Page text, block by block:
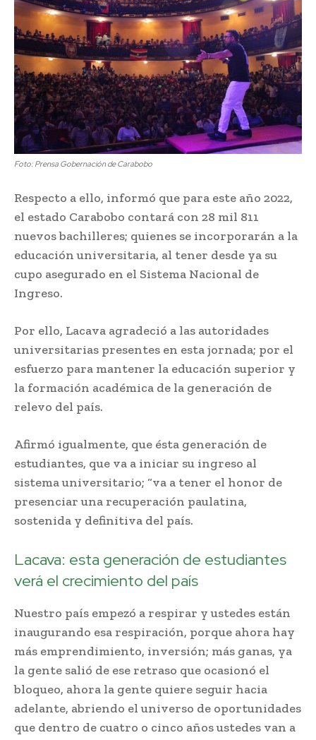
Foto: Prensa Gobernación de Carabobo
Respecto a ello, informó que para este año 2022,
el estado Carabobo contará con 28 mil 811
nuevos bachilleres; quienes se incorporarán a la
educación universitaria, al tener desde ya su
cupo asegurado en el Sistema Nacional de
Ingreso.
Por ello, Lacava agradeció a las autoridades
universitarias presentes en esta jornada; por el
esfuerzo para mantener la educación superior y
la formación académica de la generación de
relevo del país.
Afirmó igualmente, que ésta generación de
estudiantes, que va a iniciar su ingreso al
sistema universitario; “va a tener el honor de
presenciar una recuperación paulatina,
sostenida y definitiva del país.
Lacava: esta generación de estudiantes
verá el crecimiento del país
Nuestro país empezó a respirar y ustedes están
inaugurando esa respiración, porque ahora hay
más emprendimiento, inversión; más ganas, ya
la gente salió de ese retraso que ocasionó el
bloqueo, ahora la gente quiere seguir hacia
adelante, abriendo el universo de oportunidades
que dentro de cuatro o cinco años ustedes van a